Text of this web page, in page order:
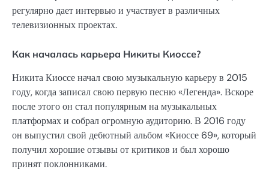
регулярно дает интервью и участвует в различных
телевизионных проектах.
Как началась карьера Никиты Киоссе?
Никита Киоссе начал свою музыкальную карьеру в 2015
году, когда записал свою первую песню «Легенда». Вскоре
после этого он стал популярным на музыкальных
платформах и собрал огромную аудиторию. В 2016 году
он выпустил свой дебютный альбом «Киоссе 69», который
получил хорошие отзывы от критиков и был хорошо
принят поклонниками.